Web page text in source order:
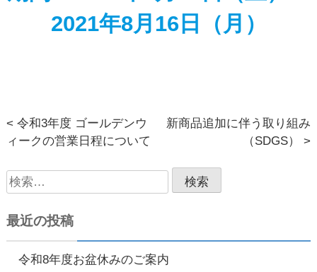
2021年8月16日（月）
投
ナ
ー
< 令和3年度 ゴールデンウ
ィークの営業日程について
新商品追加に伴う取り組み
（SDGS） >
検
索:
最近の投稿
令和8年度お盆休みのご案内